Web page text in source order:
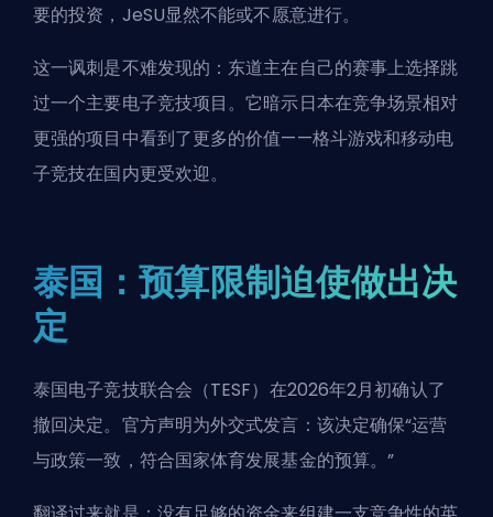
要的投资，JeSU显然不能或不愿意进行。
这一讽刺是不难发现的：东道主在自己的赛事上选择跳
过一个主要电子竞技项目。它暗示日本在竞争场景相对
更强的项目中看到了更多的价值——格斗游戏和移动电
子竞技在国内更受欢迎。
泰国：预算限制迫使做出决
定
泰国电子竞技联合会（TESF）在2026年2月初确认了
撤回决定。官方声明为外交式发言：该决定确保“运营
与政策一致，符合国家体育发展基金的预算。”